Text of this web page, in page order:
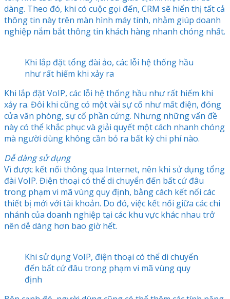
dàng. Theo đó, khi có cuộc gọi đến, CRM sẽ hiển thị tất cả
thông tin này trên màn hình máy tính, nhằm giúp doanh
nghiệp nắm bắt thông tin khách hàng nhanh chóng nhất.
Khi lắp đặt tổng đài ảo, các lỗi hệ thống hầu
như rất hiếm khi xảy ra
Khi lắp đặt VoIP, các lỗi hệ thống hầu như rất hiếm khi
xảy ra. Đôi khi cũng có một vài sự cố như mất điện, đóng
cửa văn phòng, sự cố phần cứng. Nhưng những vấn đề
này có thể khắc phục và giải quyết một cách nhanh chóng
mà người dùng không cần bỏ ra bất kỳ chi phí nào.
Dễ dàng sử dụng
Vì được kết nối thông qua Internet, nên khi sử dụng tổng
đài VoIP. Điện thoại có thể di chuyển đến bất cứ đâu
trong phạm vi mã vùng quy định, bằng cách kết nối các
thiết bị mới với tài khoản. Do đó, việc kết nối giữa các chi
nhánh của doanh nghiệp tại các khu vực khác nhau trở
nên dễ dàng hơn bao giờ hết.
Khi sử dụng VoIP, điện thoại có thể di chuyển
đến bất cứ đâu trong phạm vi mã vùng quy
định